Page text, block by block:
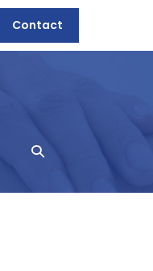
Contact
Basculer
recherche